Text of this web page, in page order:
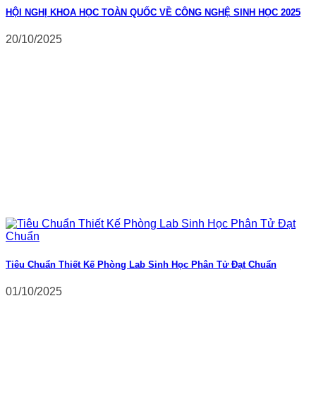
HỘI NGHỊ KHOA HỌC TOÀN QUỐC VỀ CÔNG NGHỆ SINH HỌC 2025
20/10/2025
Tiêu Chuẩn Thiết Kế Phòng Lab Sinh Học Phân Tử Đạt Chuẩn
01/10/2025